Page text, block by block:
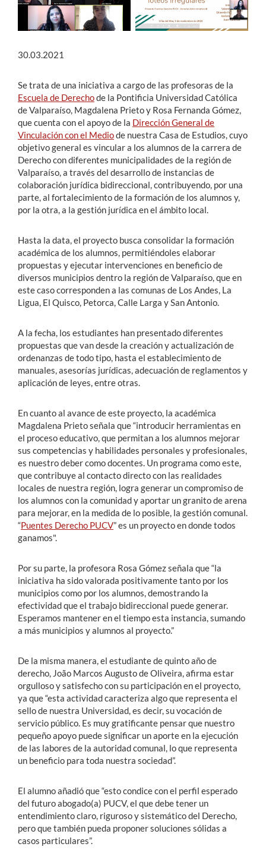
30.03.2021
Se trata de una iniciativa a cargo de las profesoras de la
Escuela de Derechode la Pontificia Universidad Católica
de Valparaíso, Magdalena Prieto y Rosa Fernanda Gómez,
que cuenta con el apoyo de la Dirección General de
Vinculación con el Mediode nuestra Casa de Estudios, cuyo
objetivo general es vincular a los alumnos de la carrera de
Derecho con diferentes municipalidades de la región de
Valparaíso, a través del desarrollo de instancias de
colaboración jurídica bidireccional, contribuyendo, por una
parte, al fortalecimiento de la formación de los alumnos y,
por la otra, a la gestión jurídica en el ámbito local.
Hasta la data, el proyecto busca consolidar la formación
académica de los alumnos, permitiéndoles elaborar
propuestas y ejecutar intervenciones en beneficio de
diversos municipios dentro la región de Valparaíso, que en
este caso corresponden a las comunas de Los Andes, La
Ligua, El Quisco, Petorca, Calle Larga y San Antonio.
A la fecha, los estudiantes han presentado diferentes
propuestas que van desde la creación y actualización de
ordenanzas de todo tipo, hasta el establecimiento de
manuales, asesorías jurídicas, adecuación de reglamentos y
aplicación de leyes, entre otras.
En cuanto al avance de este proyecto, la académica
Magdalena Prieto señala que “introducir herramientas en
el proceso educativo, que permitan a los alumnos mejorar
sus competencias y habilidades personales y profesionales,
es nuestro deber como docentes. Un programa como este,
que contribuye al contacto directo con las realidades
locales de nuestra región, logra generar un compromiso de
los alumnos con la comunidad y aportar un granito de arena
para mejorar, en la medida de lo posible, la gestión comunal.
“Puentes Derecho PUCV” es un proyecto en donde todos
ganamos".
Por su parte, la profesora Rosa Gómez señala que “la
iniciativa ha sido valorada positivamente tanto por los
municipios como por los alumnos, demostrando la
efectividad que el trabajo bidireccional puede generar.
Esperamos mantener en el tiempo esta instancia, sumando
a más municipios y alumnos al proyecto.”
De la misma manera, el estudiante de quinto año de
derecho, João Marcos Augusto de Oliveira, afirma estar
orgulloso y satisfecho con su participación en el proyecto,
ya que “esta actividad caracteriza algo que representa el
sello de nuestra Universidad, es decir, su vocación de
servicio público. Es muy gratificante pensar que nuestro
pequeño apoyo puede significar un aporte en la ejecución
de las labores de la autoridad comunal, lo que representa
un beneficio para toda nuestra sociedad”.
El alumno añadió que “esto condice con el perfil esperado
del futuro abogado(a) PUCV, el que debe tener un
entendimiento claro, riguroso y sistemático del Derecho,
pero que también pueda proponer soluciones sólidas a
casos particulares”.